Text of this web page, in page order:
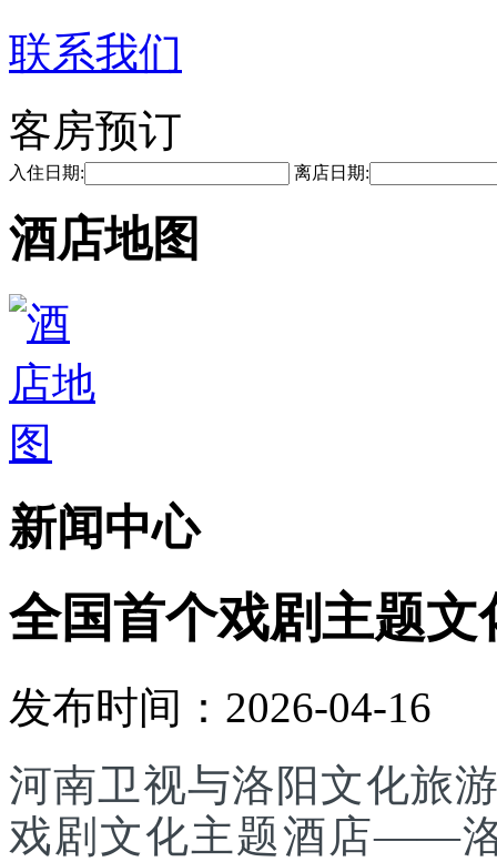
联系我们
客房预订
入住日期: 离店日期:
酒店地图
新闻中心
全国首个戏剧主题
发布时间：2026-04-16
河南卫视与洛阳文化旅
戏剧文化主题酒店——